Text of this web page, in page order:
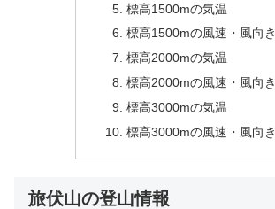
標高1500mの気温
標高1500mの風速・風向き
標高2000mの気温
標高2000mの風速・風向き
標高3000mの気温
標高3000mの風速・風向き
旅伏山の登山情報